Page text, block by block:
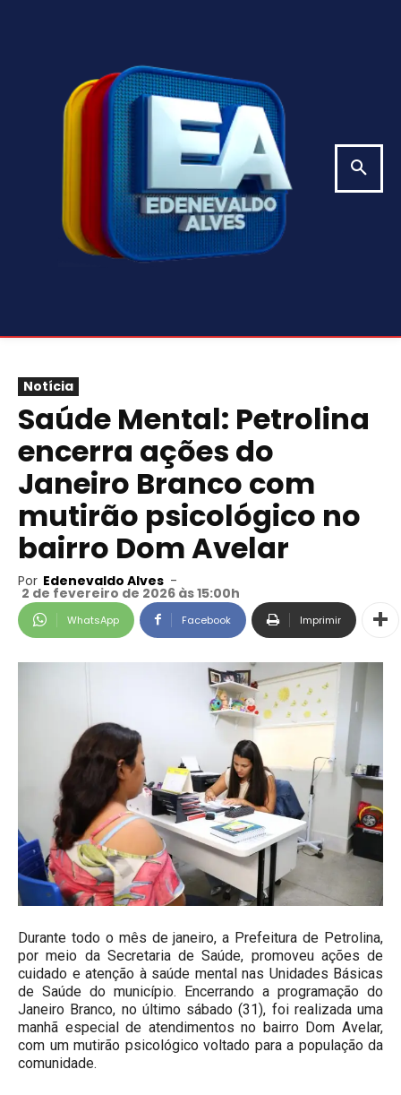
Notícia
Saúde Mental: Petrolina
encerra ações do
Janeiro Branco com
mutirão psicológico no
bairro Dom Avelar
Por Edenevaldo Alves -
2 de fevereiro de 2026 às 15:00h
WhatsApp Facebook Imprimir
Durante todo o mês de janeiro, a Prefeitura de Petrolina,
por meio da Secretaria de Saúde, promoveu ações de
cuidado e atenção à saúde mental nas Unidades Básicas
de Saúde do município. Encerrando a programação do
Janeiro Branco, no último sábado (31), foi realizada uma
manhã especial de atendimentos no bairro Dom Avelar,
com um mutirão psicológico voltado para a população da
comunidade.